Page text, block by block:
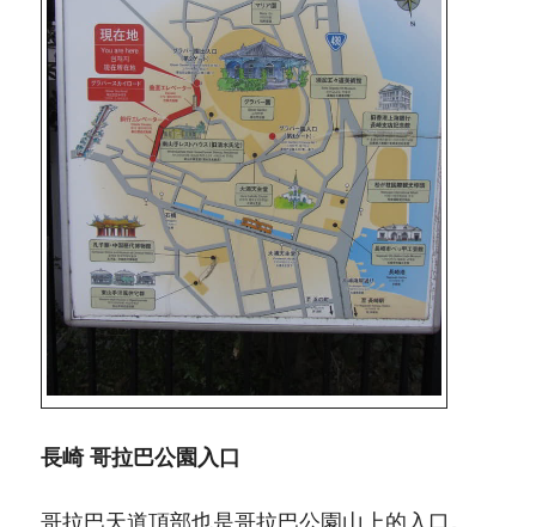
長崎 哥拉巴公園入口
哥拉巴天道頂部也是哥拉巴公園山上的入口。